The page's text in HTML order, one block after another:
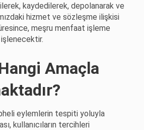
kaydedilerek, depolanarak ve
hizmet ve sözleşme ilişkisi
meşru menfaat işleme
işlenecektir.
Amaçla
eylemlerin tespiti yoluyla
kullanıcıların tercihleri